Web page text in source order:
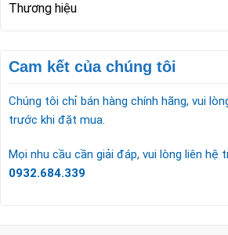
Thương hiệu
Cam kết của chúng tôi
Chúng tôi chỉ bán hàng chính hãng, vui
trước khi đặt mua.
Mọi nhu cầu cần giải đáp, vui lòng liên hệ
0932.684.339